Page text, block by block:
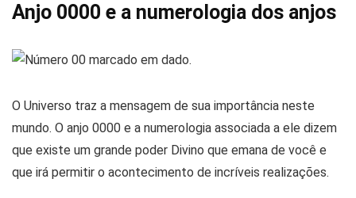
Anjo 0000 e a numerologia dos anjos
O Universo traz a mensagem de sua importância neste
mundo. O anjo 0000 e a numerologia associada a ele dizem
que existe um grande poder Divino que emana de você e
que irá permitir o acontecimento de incríveis realizações.